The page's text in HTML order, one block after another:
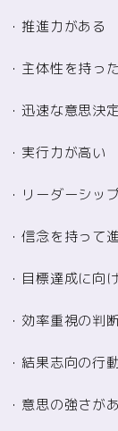
・推進力がある
・主体性を持っ
・迅速な意思決
・実行力が高い
・リーダーシッ
・信念を持って
・目標達成に向
・効率重視の判
・結果志向の行
・意思の強さが